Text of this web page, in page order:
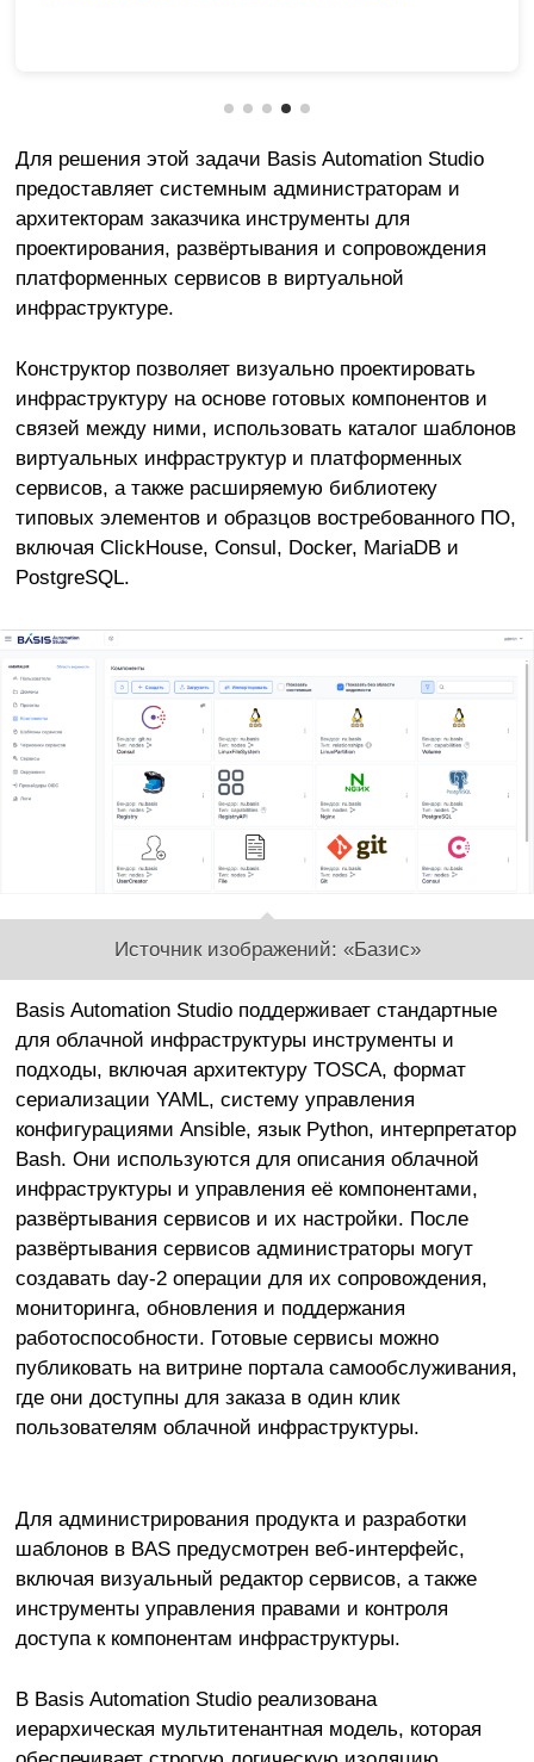
Для решения этой задачи Basis Automation Studio
предоставляет системным администраторам и
архитекторам заказчика инструменты для
проектирования, развёртывания и сопровождения
платформенных сервисов в виртуальной
инфраструктуре.
Конструктор позволяет визуально проектировать
инфраструктуру на основе готовых компонентов и
связей между ними, использовать каталог шаблонов
виртуальных инфраструктур и платформенных
сервисов, а также расширяемую библиотеку
типовых элементов и образцов востребованного ПО,
включая ClickHouse, Consul, Docker, MariaDB и
PostgreSQL.
Источник изображений: «Базис»
Basis Automation Studio поддерживает стандартные
для облачной инфраструктуры инструменты и
подходы, включая архитектуру TOSCA, формат
сериализации YAML, систему управления
конфигурациями Ansible, язык Python, интерпретатор
Bash. Они используются для описания облачной
инфраструктуры и управления её компонентами,
развёртывания сервисов и их настройки. После
развёртывания сервисов администраторы могут
создавать day-2 операции для их сопровождения,
мониторинга, обновления и поддержания
работоспособности. Готовые сервисы можно
публиковать на витрине портала самообслуживания,
где они доступны для заказа в один клик
пользователям облачной инфраструктуры.
Для администрирования продукта и разработки
шаблонов в BAS предусмотрен веб-интерфейс,
включая визуальный редактор сервисов, а также
инструменты управления правами и контроля
доступа к компонентам инфраструктуры.
В Basis Automation Studio реализована
иерархическая мультитенантная модель, которая